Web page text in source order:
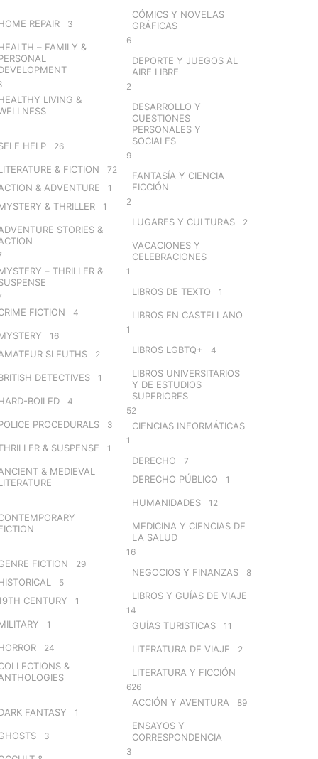
REPAIR 3
– FAMILY &
LIVING &
HELP 26
& FICTION 72
& ADVENTURE 1
& THRILLER 1
STORIES &
– THRILLER &
FICTION 4
16
SLEUTHS 2
DETECTIVES 1
BOILED 4
PROCEDURALS 3
& SUSPENSE 1
& MEDIEVAL
FICTION 29
5
CENTURY 1
1
24
&
FANTASY 1
3
CÓMICS Y NOVELAS
GRÁFICAS
6
DEPORTE Y JUEGOS AL
AIRE LIBRE
2
DESARROLLO Y
CUESTIONES
PERSONALES Y
SOCIALES
9
FANTASÍA Y CIENCIA
FICCIÓN
2
LUGARES Y CULTURAS 2
VACACIONES Y
CELEBRACIONES
1
LIBROS DE TEXTO 1
LIBROS EN CASTELLANO
1
LIBROS LGBTQ+ 4
LIBROS UNIVERSITARIOS
Y DE ESTUDIOS
SUPERIORES
52
CIENCIAS INFORMÁTICAS
1
DERECHO 7
DERECHO PÚBLICO 1
HUMANIDADES 12
MEDICINA Y CIENCIAS DE
LA SALUD
16
NEGOCIOS Y FINANZAS 8
LIBROS Y GUÍAS DE VIAJE
14
GUÍAS TURISTICAS 11
LITERATURA DE VIAJE 2
LITERATURA Y FICCIÓN
626
ACCIÓN Y AVENTURA 89
ENSAYOS Y
CORRESPONDENCIA
3